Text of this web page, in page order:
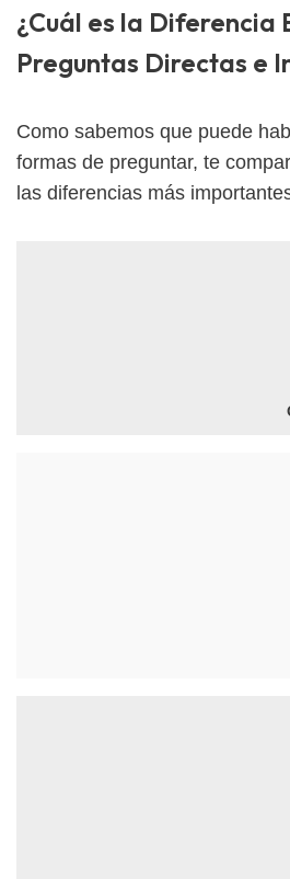
¿Cuál es la Diferencia
Preguntas Directas e
Como sabemos que puede
formas de preguntar, te
las diferencias más